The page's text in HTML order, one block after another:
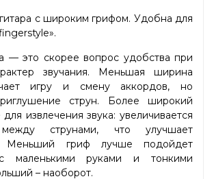
с широким грифом. Удобна для
— это скорее вопрос удобства при
звучания. Меньшая ширина
игру и смену аккордов, но
струн. Более широкий
извлечения звука: увеличивается
между струнами, что улучшает
Меньший гриф лучше подойдет
маленькими руками и тонкими
– наоборот.